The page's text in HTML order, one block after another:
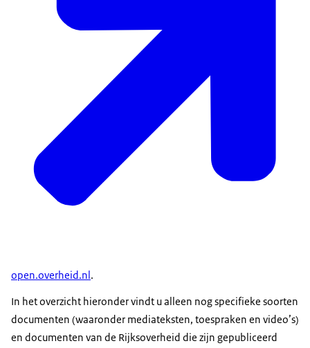
open.overheid.nl.
In het overzicht hieronder vindt u alleen nog specifieke soorten
documenten (waaronder mediateksten, toespraken en video’s)
en documenten van de Rijksoverheid die zijn gepubliceerd